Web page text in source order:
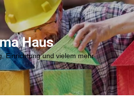
Haus
Einrichtung und vielem mehr